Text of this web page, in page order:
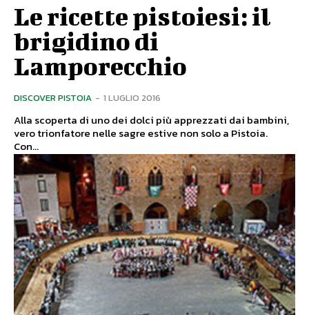
Le ricette pistoiesi: il
brigidino di
Lamporecchio
DISCOVER PISTOIA - 1 LUGLIO 2016
Alla scoperta di uno dei dolci più apprezzati dai bambini,
vero trionfatore nelle sagre estive non solo a Pistoia.
Con...